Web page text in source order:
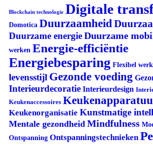
Blockchain technologie Digitale
Domotica Duurzaamheid
Duurzame energieDuurzame
werken Energie-efficiëntie
Energiebesparing Flexibel
levensstijl Gezonde voeding
Interieurdecoratie Interieurdesign
Keukenaccessoires
Keukenorganisatie Kunstmatige
Mentale gezondheid Mindfulness
Ontspanning Ontspanningstechnieken